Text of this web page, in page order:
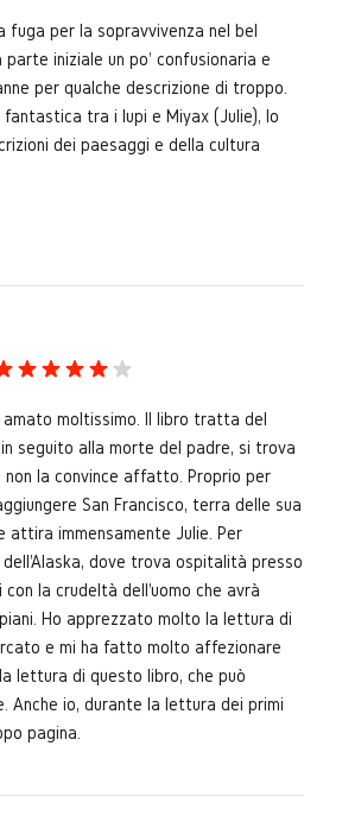
per la sopravvivenza nel bel
iniziale un po' confusionaria e
per qualche descrizione di troppo.
tra i lupi e Miyax (Julie), lo
dei paesaggi e della cultura
amato moltissimo. Il libro tratta del
seguito alla morte del padre, si trova
la convince affatto. Proprio per
San Francisco, terra delle sua
attira immensamente Julie. Per
dove trova ospitalità presso
la crudeltà dell'uomo che avrà
Ho apprezzato molto la lettura di
e mi ha fatto molto affezionare
lettura di questo libro, che può
Anche io, durante la lettura dei primi
pagina.